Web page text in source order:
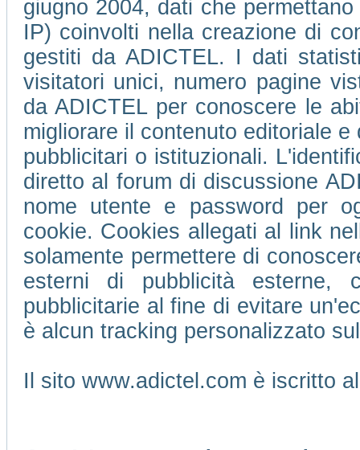
giugno 2004, dati che
IP) coinvolti nella creazione di
gestiti da ADICTEL. I dati
visitatori unici, numero pagine
da ADICTEL per conoscere le
migliorare il contenuto editoriale
pubblicitari o istituzionali.
diretto al forum di discussione
nome utente e password per
cookie. Cookies allegati al link
solamente permettere di
esterni di pubblicità esterne,
pubblicitarie al fine di evitare
è alcun tracking personalizzato
Il sito www.adictel.com è iscritto